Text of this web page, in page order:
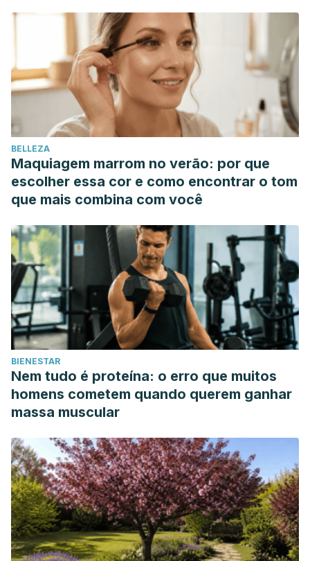
básico de yoga en teoría y práctica. Nivel básico
(pág. 9).
Madrid: Librería Argentina, 2005
Hernández, Danilo (1997).
Claves del yoga. Teoría y práctica .
[2005]
“Yoga“, artículo en wikipedia
“Is yoga right for you”, artículo en lawebde ACE
BELLEZA
Maquiagem marrom no verão: por que
escolher essa cor e como encontrar o tom
que mais combina com você
BIENESTAR
Nem tudo é proteína: o erro que muitos
homens cometem quando querem ganhar
massa muscular